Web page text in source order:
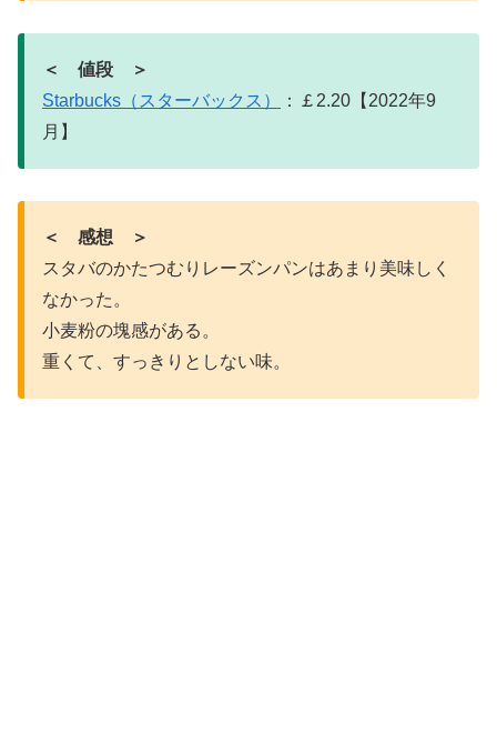
＜ 値段 ＞
Starbucks（スターバックス）
：￡2.20【2022年9
月】
＜ 感想 ＞
スタバのかたつむりレーズンパンはあまり美味しく
なかった。
小麦粉の塊感がある。
重くて、すっきりとしない味。